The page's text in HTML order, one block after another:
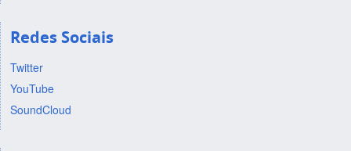
Redes Sociais
Twitter
YouTube
SoundCloud